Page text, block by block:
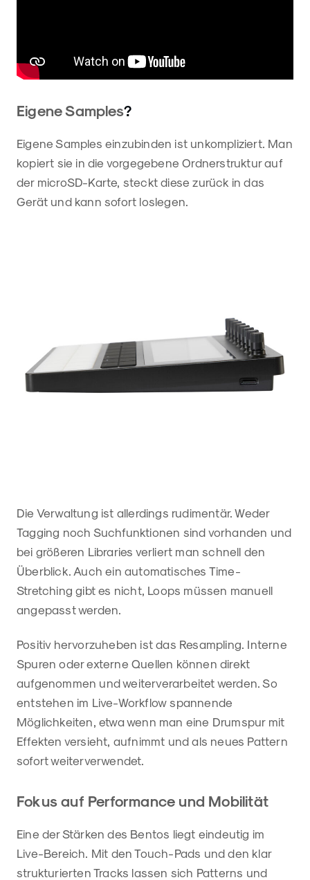
Eigene Samples?
Eigene Samples einzubinden ist unkompliziert. Man
kopiert sie in die vorgegebene Ordnerstruktur auf
der microSD-Karte, steckt diese zurück in das
Gerät und kann sofort loslegen.
Die Verwaltung ist allerdings rudimentär. Weder
Tagging noch Suchfunktionen sind vorhanden und
bei größeren Libraries verliert man schnell den
Überblick. Auch ein automatisches Time-
Stretching gibt es nicht, Loops müssen manuell
angepasst werden.
Positiv hervorzuheben ist das Resampling. Interne
Spuren oder externe Quellen können direkt
aufgenommen und weiterverarbeitet werden. So
entstehen im Live-Workflow spannende
Möglichkeiten, etwa wenn man eine Drumspur mit
Effekten versieht, aufnimmt und als neues Pattern
sofort weiterverwendet.
Fokus auf Performance und Mobilität
Eine der Stärken des Bentos liegt eindeutig im
Live-Bereich. Mit den Touch-Pads und den klar
strukturierten Tracks lassen sich Patterns und